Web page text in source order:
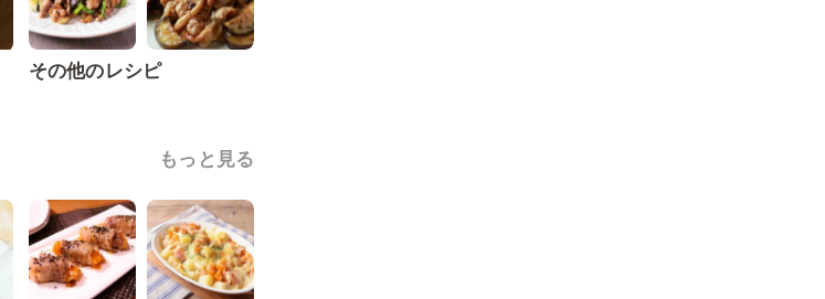
その他のレシピ
もっと見る